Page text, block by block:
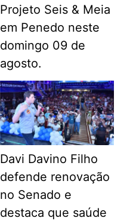
Projeto Seis & Meia
em Penedo neste
domingo 09 de
agosto.
Davi Davino Filho
defende renovação
no Senado e
destaca que saúde